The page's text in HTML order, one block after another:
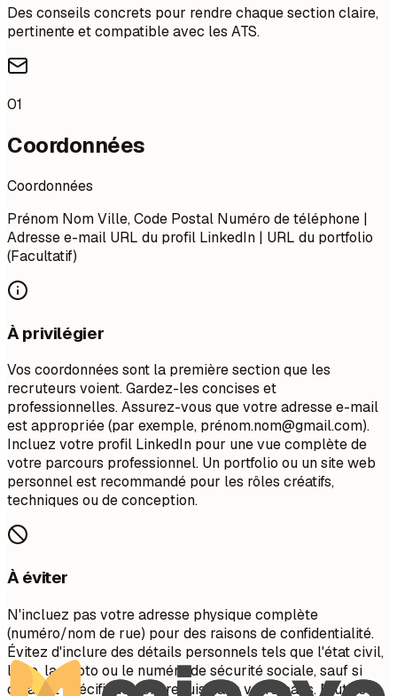
Des conseils concrets pour rendre chaque section claire,
pertinente et compatible avec les ATS.
01
Coordonnées
Coordonnées
Prénom Nom Ville, Code Postal Numéro de téléphone |
Adresse e-mail URL du profil LinkedIn | URL du portfolio
(Facultatif)
À privilégier
Vos coordonnées sont la première section que les
recruteurs voient. Gardez-les concises et
professionnelles. Assurez-vous que votre adresse e-mail
est appropriée (par exemple, prénom.nom@gmail.com).
Incluez votre profil LinkedIn pour une vue complète de
votre parcours professionnel. Un portfolio ou un site web
personnel est recommandé pour les rôles créatifs,
techniques ou de conception.
À éviter
N'incluez pas votre adresse physique complète
(numéro/nom de rue) pour des raisons de confidentialité.
Évitez d'inclure des détails personnels tels que l'état civil,
l'âge, la photo ou le numéro de sécurité sociale, sauf si
cela est spécifiquement requis dans votre pays. N'utilisez